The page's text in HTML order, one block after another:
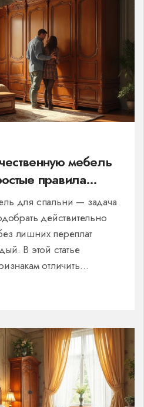
мебель
правила
для спальни — задача
действительно
лишних переплат
В этой статье
отличить
в магазине, какие
цена не всегда
Разберём популярные
а ещё поделюсь
и
Эта информация